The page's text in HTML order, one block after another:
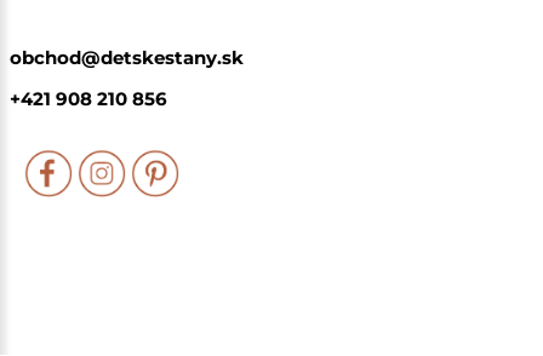
obchod@detskestany.sk
+421 908 210 856